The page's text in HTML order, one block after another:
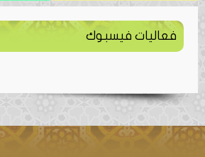
فعاليات فيسبوك